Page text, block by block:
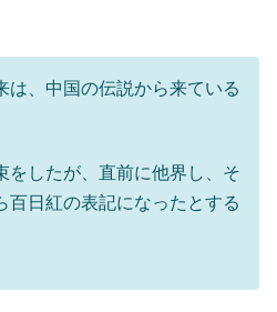
、中国の伝説から来ている
をしたが、直前に他界し、そ
百日紅の表記になったとする